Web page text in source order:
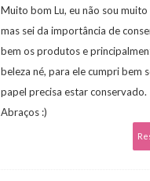
Muito bom Lu, eu não sou muito
mas sei da importância de
bem os produtos e
beleza né, para ele cumpri bem
papel precisa estar conservado.
Abraços :)